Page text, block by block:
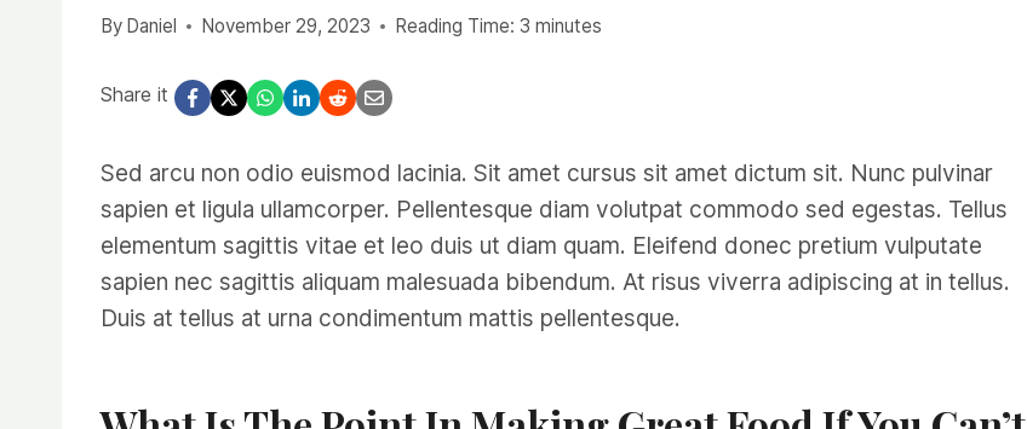
By Daniel November 29, 2023 Reading Time: 3minutes
Share it
Sed arcu non odio euismod lacinia. Sit amet cursus sit amet dictum sit. Nunc pulvinar
sapien et ligula ullamcorper. Pellentesque diam volutpat commodo sed egestas. Tellus
elementum sagittis vitae et leo duis ut diam quam. Eleifend donec pretium vulputate
sapien nec sagittis aliquam malesuada bibendum. At risus viverra adipiscing at in tellus.
Duis at tellus at urna condimentum mattis pellentesque.